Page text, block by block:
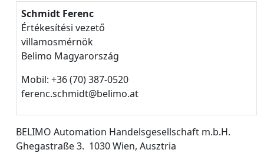
Schmidt Ferenc
Értékesítési vezető
villamosmérnök
Belimo Magyarország
Mobil: +36 (70) 387-0520
ferenc.schmidt@belimo.at
BELIMO Automation Handelsgesellschaft m.b.H.
Ghegastraße 3. 1030 Wien, Ausztria